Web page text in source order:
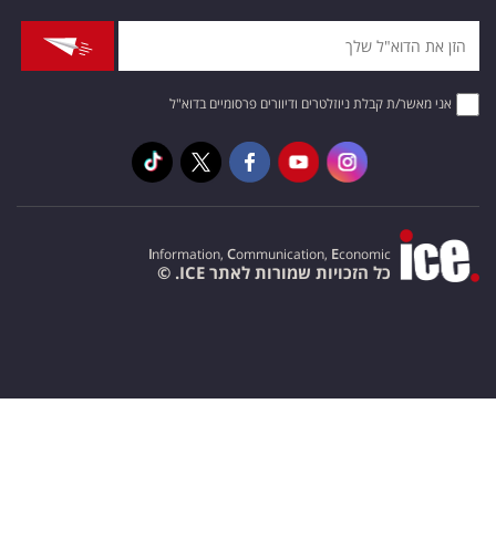
אני מאשר/ת קבלת ניוזלטרים ודיוורים פרסומיים בדוא"ל
Information, Communication, Economic
כל הזכויות שמורות לאתר ICE. ©